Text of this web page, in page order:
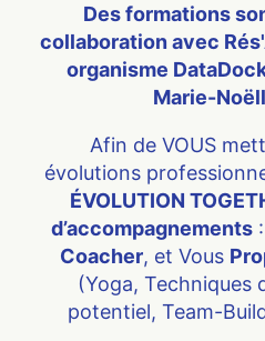
Des formations
collaboration avec
organisme
Marie-
Afin de VOUS
évolutions
ÉVOLUTION
d’accompagnements
Coacher, et Vous
(Yoga, Techniques
potentiel, Team-